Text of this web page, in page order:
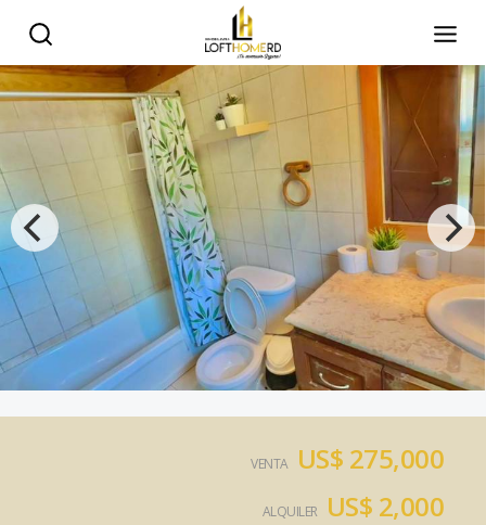
VENTA US$ 275,000
ALQUILER US$ 2,000